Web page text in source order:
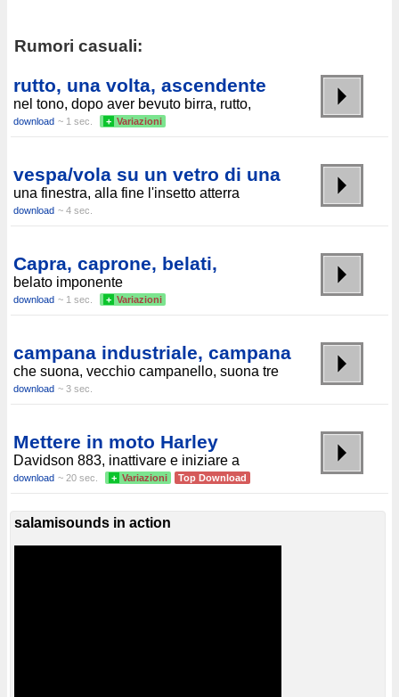
Rumori casuali:
rutto, una volta, ascendente
nel tono, dopo aver bevuto birra, rutto,
download ~ 1 sec. + Variazioni
vespa/vola su un vetro di una
una finestra, alla fine l'insetto atterra
download ~ 4 sec.
Capra, caprone, belati,
belato imponente
download ~ 1 sec. + Variazioni
campana industriale, campana
che suona, vecchio campanello, suona tre
download ~ 3 sec.
Mettere in moto Harley
Davidson 883, inattivare e iniziare a
download ~ 20 sec. + Variazioni Top Download
salamisounds in action